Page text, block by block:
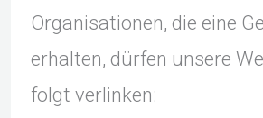
Organisationen, die eine
erhalten, dürfen unsere
folgt verlinken: